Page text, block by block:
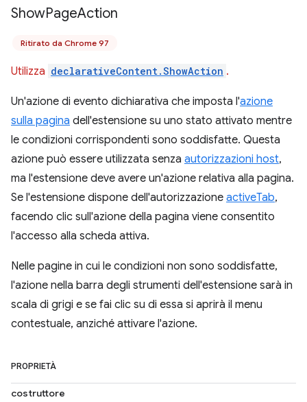
ShowPageAction
Ritirato da Chrome 97
Utilizza declarativeContent.ShowAction .
Un'azione di evento dichiarativa che imposta l'azione
sulla pagina dell'estensione su uno stato attivato mentre
le condizioni corrispondenti sono soddisfatte. Questa
azione può essere utilizzata senza autorizzazioni host,
ma l'estensione deve avere un'azione relativa alla pagina.
Se l'estensione dispone dell'autorizzazione activeTab,
facendo clic sull'azione della pagina viene consentito
l'accesso alla scheda attiva.
Nelle pagine in cui le condizioni non sono soddisfatte,
l'azione nella barra degli strumenti dell'estensione sarà in
scala di grigi e se fai clic su di essa si aprirà il menu
contestuale, anziché attivare l'azione.
PROPRIETÀ
costruttore